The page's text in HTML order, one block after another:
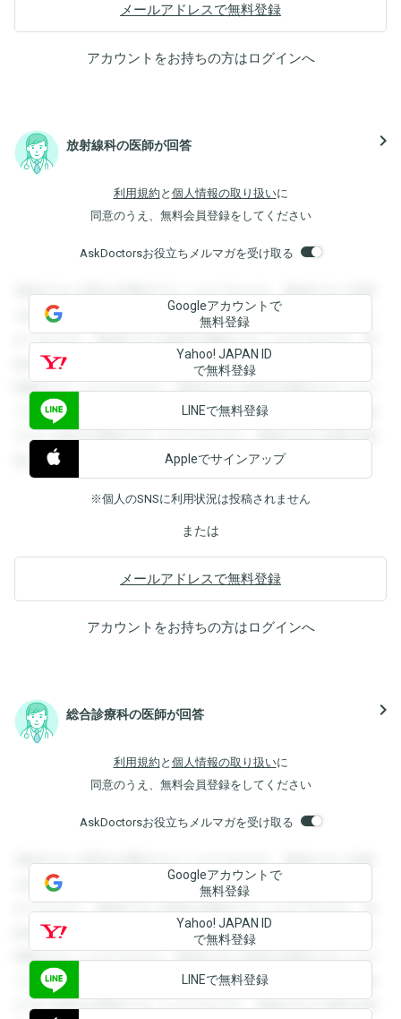
メールアドレスで無料登録
アカウントをお持ちの方はログインへ
放射線科の医師が回答 navigate_next
利用規約 と 個人情報の取り扱いに
同意のうえ、無料会員登録をしてください
AskDoctorsお役立ちメルマガを受け取る
登録すると回答を閲覧することができます。登録すると回答
を閲覧することができます。登録すると回答を閲覧すること
ができます。登録すると回答を閲覧することができます。登
録すると回答を閲覧することができます。登録すると回答を
閲覧することができます。登録すると回答を閲覧することが
できます。登録すると回答を閲覧することができます。登録
すると回答を閲覧することができます。登録すると回答を閲
覧することができます。
Googleアカウントで
無料登録
Yahoo! JAPAN ID
で無料登録
LINEで無料登録
Appleでサインアップ
※個人のSNSに利用状況は投稿されません
または
メールアドレスで無料登録
アカウントをお持ちの方はログインへ
総合診療科の医師が回答 navigate_next
利用規約 と 個人情報の取り扱いに
同意のうえ、無料会員登録をしてください
AskDoctorsお役立ちメルマガを受け取る
登録すると回答を閲覧することができます。登録すると回答
を閲覧することができます。登録すると回答を閲覧すること
ができます。登録すると回答を閲覧することができます。登
録すると回答を閲覧することができます。登録すると回答を
閲覧することができます。登録すると回答を閲覧することが
できます。登録すると回答を閲覧することができます。登録
すると回答を閲覧することができます。登録すると回答を閲
Googleアカウントで
無料登録
Yahoo! JAPAN ID
で無料登録
LINEで無料登録